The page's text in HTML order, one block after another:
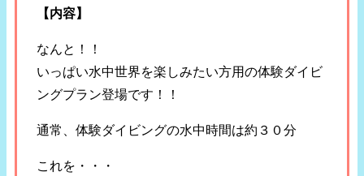
【内容】
なんと！！
いっぱい水中世界を楽しみたい方用の体験ダイビ
ングプラン登場です！！
通常、体験ダイビングの水中時間は約３０分
これを・・・